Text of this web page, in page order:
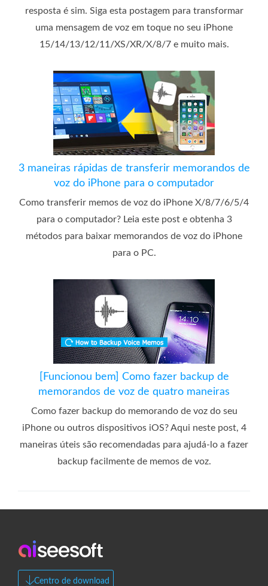
resposta é sim. Siga esta postagem para transformar
uma mensagem de voz em toque no seu iPhone
15/14/13/12/11/XS/XR/X/8/7 e muito mais.
3 maneiras rápidas de transferir memorandos de
voz do iPhone para o computador
Como transferir memos de voz do iPhone X/8/7/6/5/4
para o computador? Leia este post e obtenha 3
métodos para baixar memorandos de voz do iPhone
para o PC.
[Funcionou bem] Como fazer backup de
memorandos de voz de quatro maneiras
Como fazer backup do memorando de voz do seu
iPhone ou outros dispositivos iOS? Aqui neste post, 4
maneiras úteis são recomendadas para ajudá-lo a fazer
backup facilmente de memos de voz.
Centro de download